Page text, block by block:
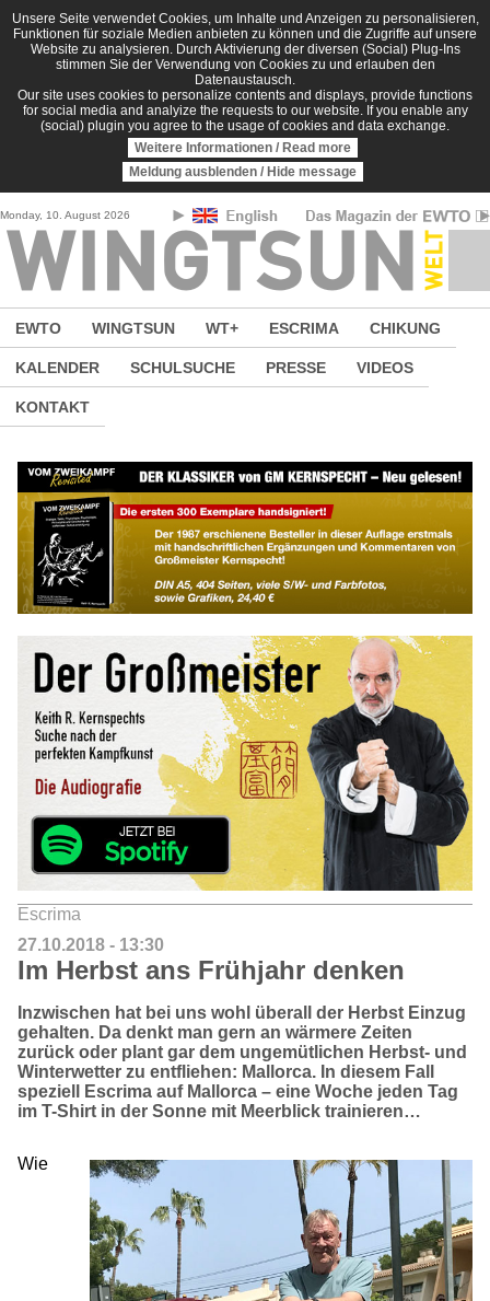
Direkt zum Inhalt
Unsere Seite verwendet Cookies, um Inhalte und Anzeigen zu personalisieren,
Funktionen für soziale Medien anbieten zu können und die Zugriffe auf unsere
Website zu analysieren. Durch Aktivierung der diversen (Social) Plug-Ins
stimmen Sie der Verwendung von Cookies zu und erlauben den
Datenaustausch.
Our site uses cookies to personalize contents and displays, provide functions
for social media and analyize the requests to our website. If you enable any
(social) plugin you agree to the usage of cookies and data exchange.
Weitere Informationen / Read more
Meldung ausblenden / Hide message
Monday, 10. August 2026
EWTO WINGTSUN WT+ ESCRIMA CHIKUNG
KALENDER SCHULSUCHE PRESSE VIDEOS
KONTAKT
Escrima
27.10.2018 - 13:30
Im Herbst ans Frühjahr denken
Inzwischen hat bei uns wohl überall der Herbst Einzug
gehalten. Da denkt man gern an wärmere Zeiten
zurück oder plant gar dem ungemütlichen Herbst- und
Winterwetter zu entfliehen: Mallorca. In diesem Fall
speziell Escrima auf Mallorca – eine Woche jeden Tag
im T-Shirt in der Sonne mit Meerblick trainieren…
Wie